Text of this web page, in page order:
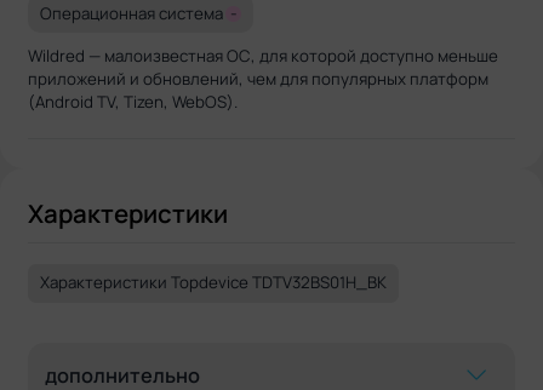
Операционная система -
Wildred — малоизвестная ОС, для которой доступно меньше
приложений и обновлений, чем для популярных платформ
(Android TV, Tizen, WebOS).
Характеристики
Характеристики Topdevice TDTV32BS01H_BK
дополнительно